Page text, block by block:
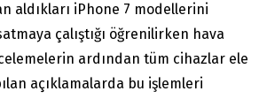
aldıkları iPhone 7 modellerini
çalıştığı öğrenilirken hava
ardından tüm cihazlar ele
açıklamalarda bu işlemleri